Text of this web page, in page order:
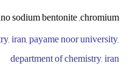
sodium bentonite ,chromium
iran, payame noor university,
department of chemistry, iran